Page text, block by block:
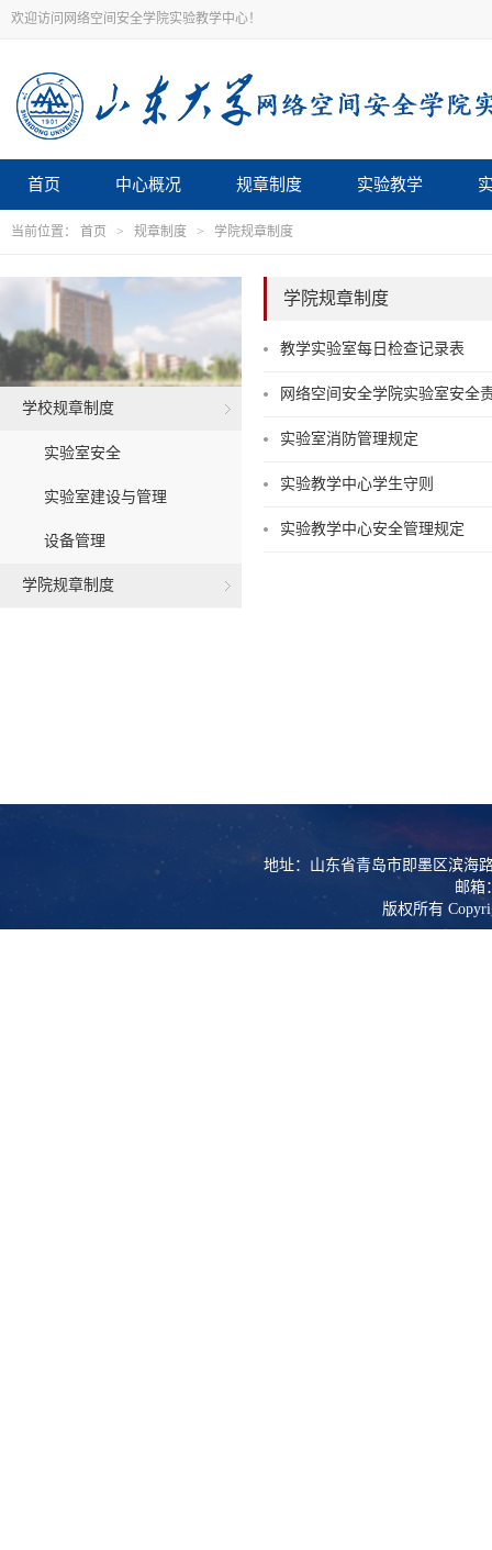
欢迎访问网络空间安全学院实验教学中心！
首页 中心概况 规章制度 实验教学
当前位置： 首页 > 规章制度 > 学院规章制度
学校规章制度
实验室安全
实验室建设与管理
设备管理
学院规章制度
学院规章制度
教学实验室每日检查记录表
网络空间安全学院实验室安全
实验室消防管理规定
实验教学中心学生守则
实验教学中心安全管理规定
地址：山东省青岛市即墨区滨海
邮箱
版权所有